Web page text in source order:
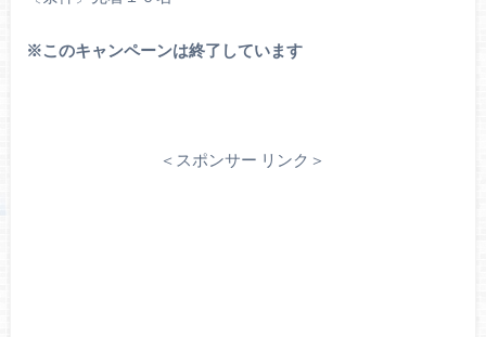
※このキャンペーンは終了しています
＜スポンサー リンク＞